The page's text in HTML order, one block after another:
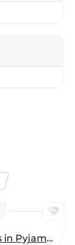
Ninjas in Pyjamas